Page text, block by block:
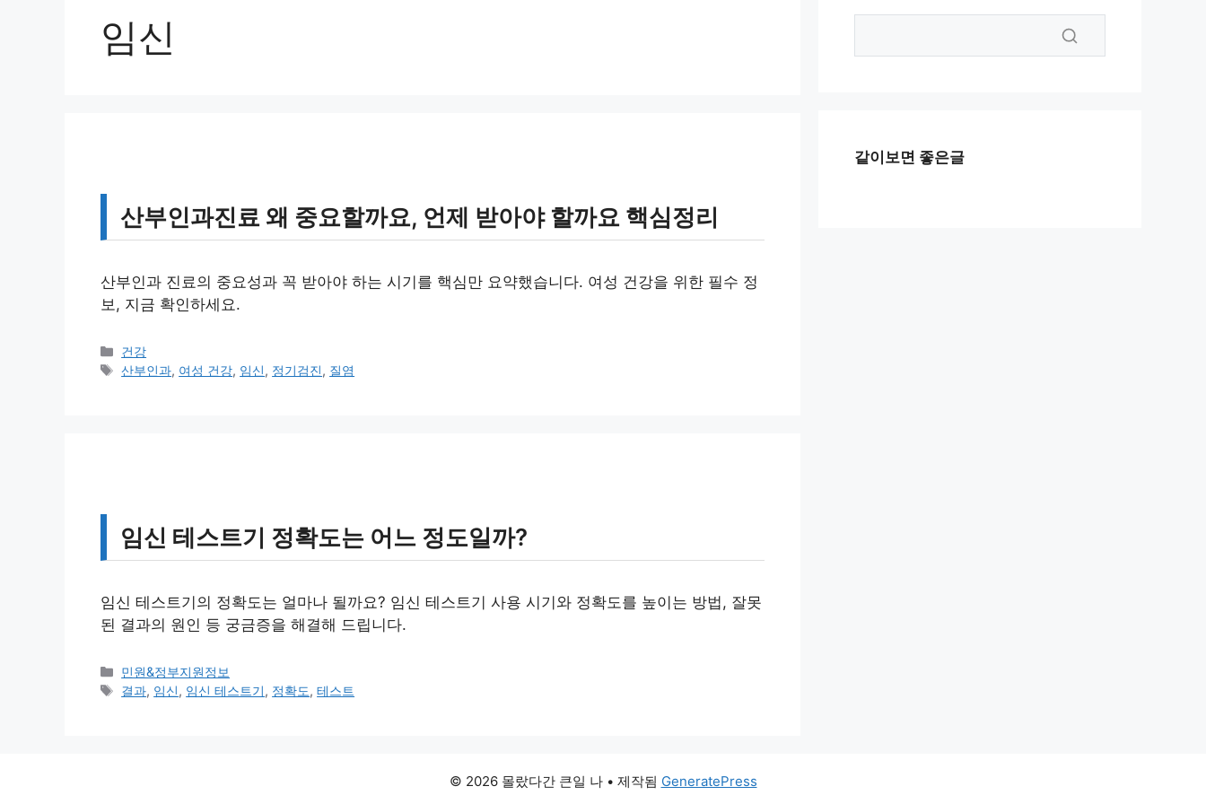
임신
산부인과진료 왜 중요할까요, 언제 받아야 할까요 핵심정리
산부인과 진료의 중요성과 꼭 받아야 하는 시기를 핵심만 요약했습니다. 여성 건강을 위한 필수 정
보, 지금 확인하세요.
카
테
건강
태
산부인과, 여성 건강, 임신, 정기검진, 질염
임신 테스트기 정확도는 어느 정도일까?
임신 테스트기의 정확도는 얼마나 될까요? 임신 테스트기 사용 시기와 정확도를 높이는 방법, 잘못
된 결과의 원인 등 궁금증을 해결해 드립니다.
카
테
민원&정부지원정보
태
결과, 임신, 임신 테스트기, 정확도,테스트
같이보면 좋은글
© 2026 몰랐다간 큰일 나• 제작됨 GeneratePress